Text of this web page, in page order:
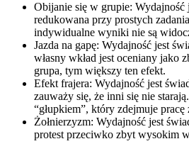
Obijanie się w grupie: Wydajność
redukowana przy prostych
indywidualne wyniki nie są
Jazda na gapę: Wydajność jest
własny wkład jest oceniany jako
grupa, tym większy ten efekt.
Efekt frajera: Wydajność jest
zauważy się, że inni się nie
“głupkiem”, który zdejmuje pracę
Żołnierzyzm: Wydajność jest
protest przeciwko zbyt wysokim